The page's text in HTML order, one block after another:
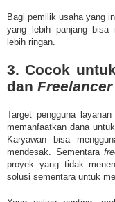
Bagi pemilik usaha yang
yang lebih panjang bisa
lebih ringan.
3. Cocok
dan Freelancer
Target pengguna
memanfaatkan dana
Karyawan bisa
mendesak. Sementara
proyek yang tidak
solusi sementara untuk